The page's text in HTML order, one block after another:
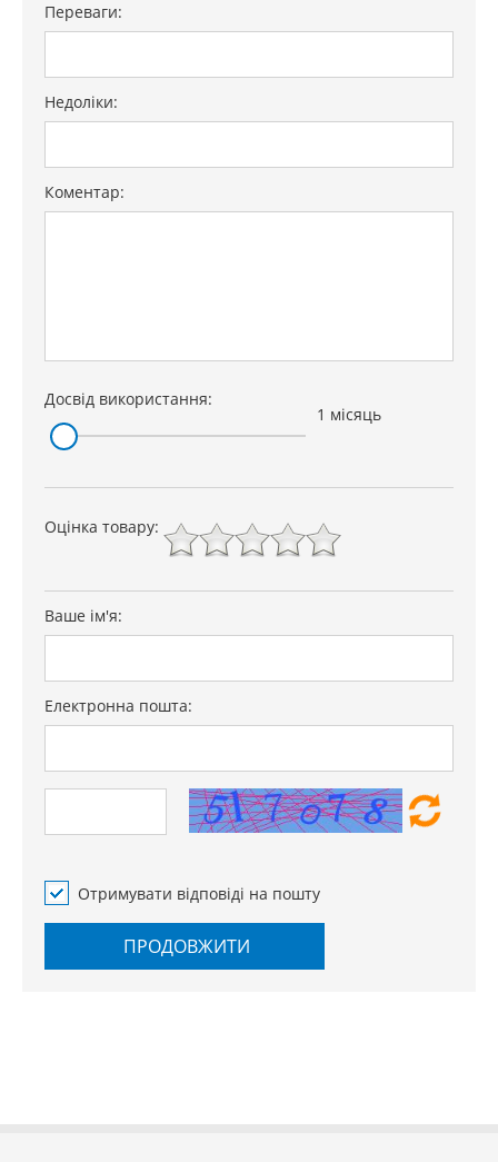
Переваги:
Недоліки:
Коментар:
Досвід використання:
1 місяць
Оцінка товару:
Ваше ім'я:
Електронна пошта:
Отримувати відповіді на пошту
ПРОДОВЖИТИ